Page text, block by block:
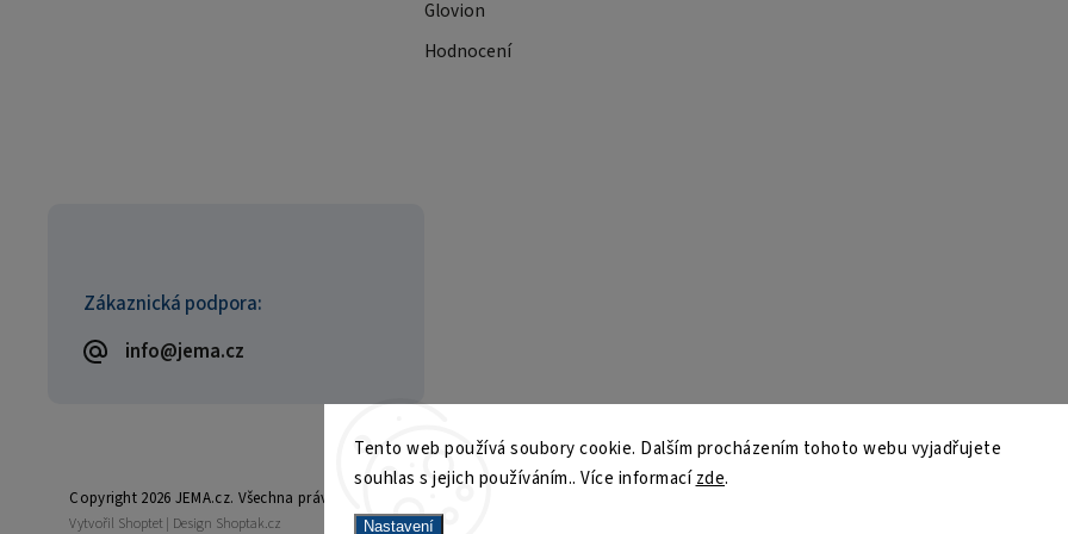
Tento web používá soubory cookie. Dalším procházením tohoto webu vyjadřujete
souhlas s jejich používáním.. Více informacízde.
Nastavení
Zákaznická podpora:
info@jema.cz
Glovion
Hodnocení
Copyright 2026 JEMA.cz. Všechna práva vyhrazena.
Vytvořil Shoptet | Design Shoptak.cz